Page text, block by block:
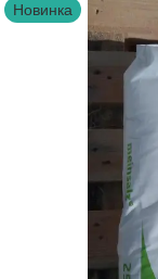
Новинка